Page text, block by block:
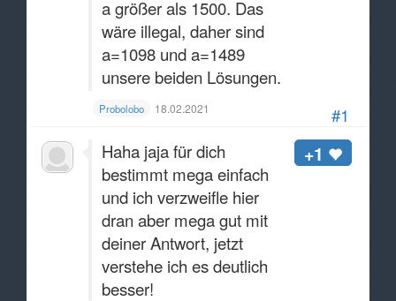
#1
a größer als 1500. Das
wäre illegal, daher sind
a=1098 und a=1489
unsere beiden Lösungen.
Probolobo 18.02.2021
+1
Haha jaja für dich
bestimmt mega einfach
und ich verzweifle hier
dran aber mega gut mit
deiner Antwort, jetzt
verstehe ich es deutlich
besser!